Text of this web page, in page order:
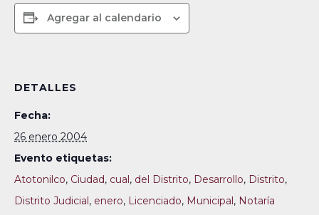
Agregar al calendario
DETALLES
Fecha:
26 enero 2004
Evento etiquetas:
Atotonilco, Ciudad, cual, del Distrito, Desarrollo, Distrito,
Distrito Judicial, enero, Licenciado, Municipal, Notaría